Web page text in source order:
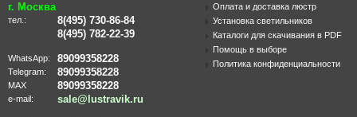
г. Москва
тел.:
8(495) 730-86-84
8(495) 782-22-39
WhatsApp: 89099358228
Telegram: 89099358228
MAX 89099358228
e-mail: sale@lustravik.ru
Оплата и доставка люстр
Установка светильников
Каталоги для скачивания в PDF
Помощь в выборе
Политика конфиденциальности